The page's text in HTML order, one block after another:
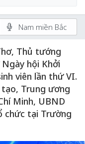
Nam miền Bắc
Thủ tướng
hội Khởi
viên lần thứ VI.
Trung ương
Minh, UBND
chức tại Trường